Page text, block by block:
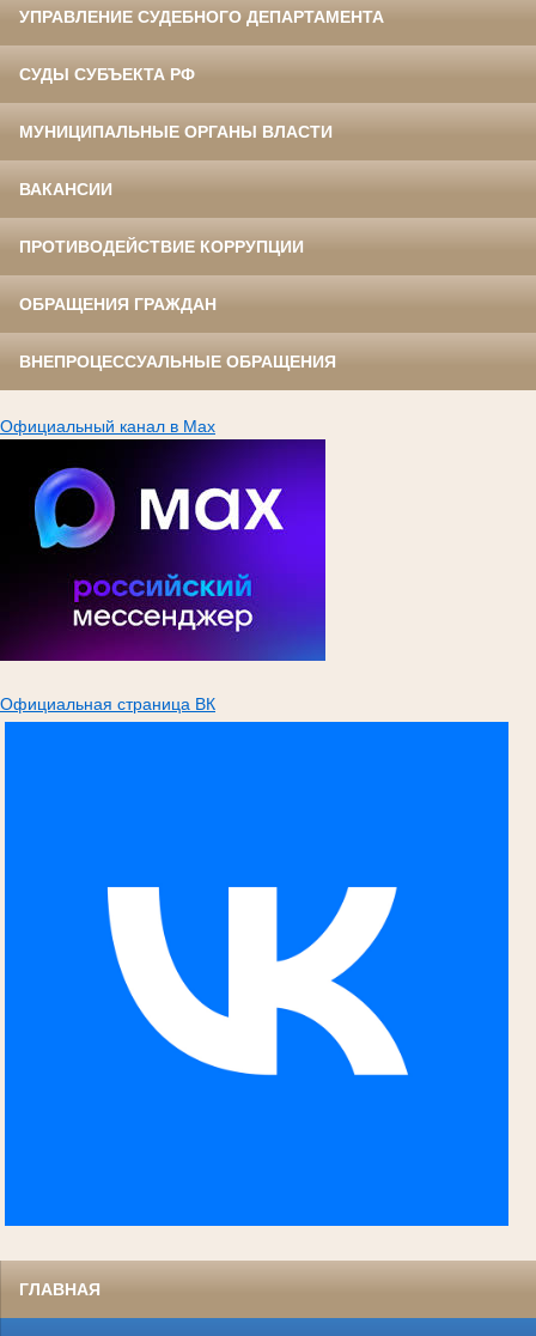
УПРАВЛЕНИЕ СУДЕБНОГО ДЕПАРТАМЕНТА
СУДЫ СУБЪЕКТА РФ
МУНИЦИПАЛЬНЫЕ ОРГАНЫ ВЛАСТИ
ВАКАНСИИ
ПРОТИВОДЕЙСТВИЕ КОРРУПЦИИ
ОБРАЩЕНИЯ ГРАЖДАН
ВНЕПРОЦЕССУАЛЬНЫЕ ОБРАЩЕНИЯ
Официальный канал в Max
Официальная страница ВК
ГЛАВНАЯ